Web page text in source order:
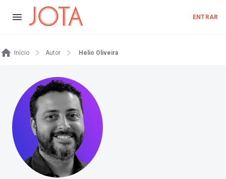
ENTRAR
Início Autor Helio Oliveira